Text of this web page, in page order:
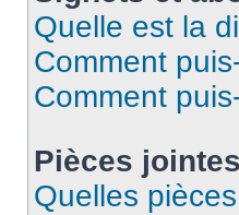
Quelle est la
Comment
Comment
Pièces jointes
Quelles